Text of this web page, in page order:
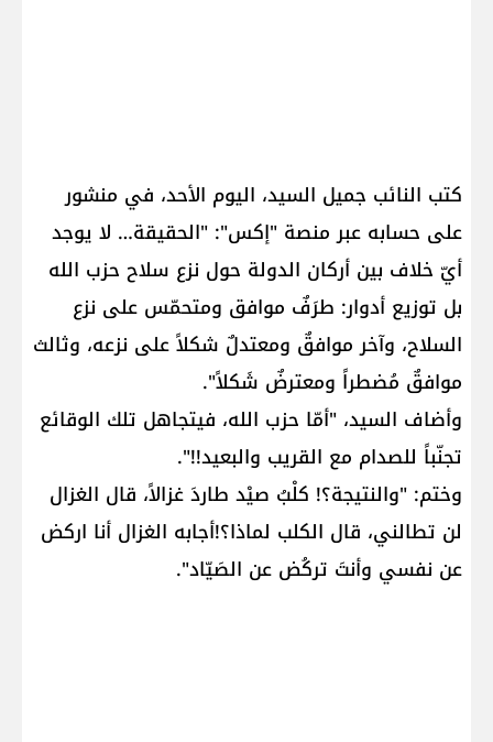
كتب النائب جميل السيد، اليوم الأحد، في منشور
على حسابه عبر منصة "إكس": "الحقيقة… لا يوجد
أيّ خلاف بين أركان الدولة حول نزع سلاح حزب الله
بل توزيع أدوار: طرَفٌ موافق ومتحمّس على نزع
السلاح، وآخر موافقٌ ومعتدلٌ شكلاً على نزعه، وثالث
موافقٌ مُضطراً ومعترضٌ شَكلاً".
وأضاف السيد، "أمّا حزب الله، فيتجاهل تلك الوقائع
تجنّباً للصدام مع القريب والبعيد!!".
وختم: "والنتيجة؟! كلْبُ صيْد طاردَ غزالاً، قال الغزال
لن تطالني، قال الكلب لماذا؟!أجابه الغزال أنا اركض
عن نفسي وأنتَ تركُض عن الصَيّاد".